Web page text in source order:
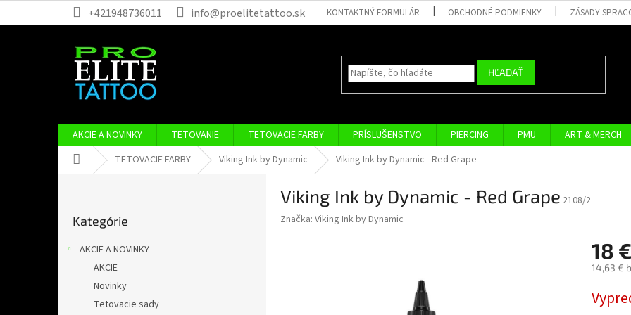
+421948736011 info@proelitetattoo.sk KONTAKTNÝ FORMULÁR OBCHODNÉ PODMIENKY ZÁSADY
HĽADAŤ
AKCIE A NOVINKY TETOVANIE TETOVACIE FARBY PRÍSLUŠENSTVO PIERCING PMU ART & MERCH
Domov TETOVACIE FARBY Viking Ink by Dynamic Viking Ink by Dynamic - Red Grape
kategórie
Kategórie
AKCIE A NOVINKY
AKCIE
Novinky
Tetovacie sady
Viking Ink by Dynamic - Red Grape 2108/2
Značka: Viking Ink by Dynamic
18 €
14,63 €
cena: